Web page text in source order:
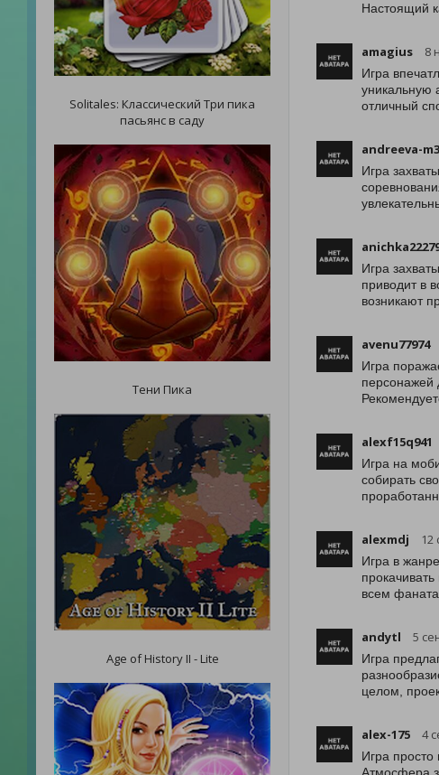
Solitales: Классический Три пика
пасьянс в саду
Тени Пика
Age of History II - Lite
Настоящий
amagius 8
Игра
уникальную
отличный
andreeva-
Игра
Игра
приводит в
возникают
avenu77974
Игра
персонажей
alexf15q941
Игра на
собирать
alexmdj 12
Игра в
всем
andytl 5
Игра
целом,
alex-175 4
Игра просто